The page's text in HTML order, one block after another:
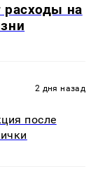
расходы на
2 дня назад
после